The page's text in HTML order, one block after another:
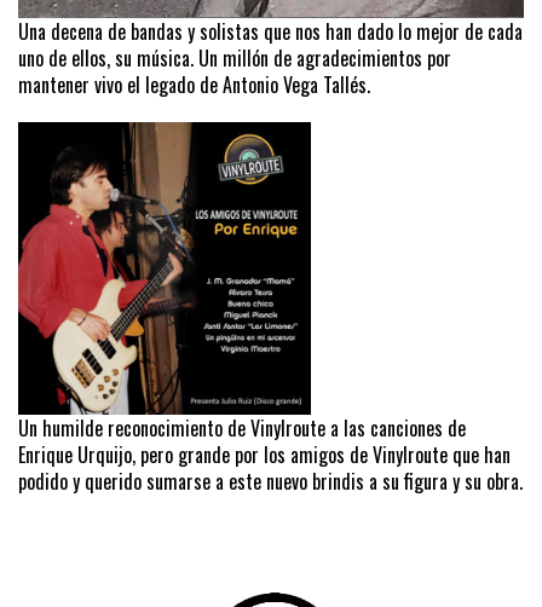
Una decena de bandas y solistas que nos han dado lo mejor de cada
uno de ellos, su música. Un millón de agradecimientos por
mantener vivo el legado de Antonio Vega Tallés.
Un humilde reconocimiento de Vinylroute a las canciones de
Enrique Urquijo, pero grande por los amigos de Vinylroute que han
podido y querido sumarse a este nuevo brindis a su figura y su obra.